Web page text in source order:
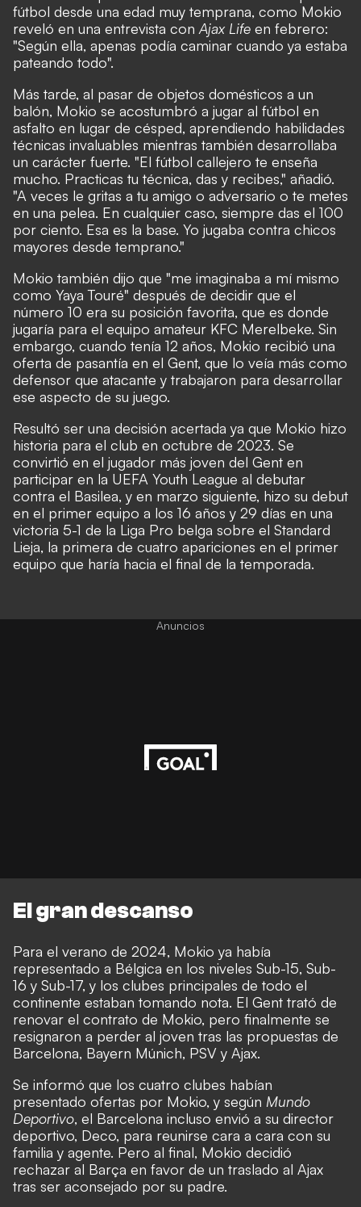
fútbol desde una edad muy temprana, como Mokio
reveló en una entrevista con Ajax Life en febrero:
"Según ella, apenas podía caminar cuando ya estaba
pateando todo".
Más tarde, al pasar de objetos domésticos a un
balón, Mokio se acostumbró a jugar al fútbol en
asfalto en lugar de césped, aprendiendo habilidades
técnicas invaluables mientras también desarrollaba
un carácter fuerte. "El fútbol callejero te enseña
mucho. Practicas tu técnica, das y recibes," añadió.
"A veces le gritas a tu amigo o adversario o te metes
en una pelea. En cualquier caso, siempre das el 100
por ciento. Esa es la base. Yo jugaba contra chicos
mayores desde temprano."
Mokio también dijo que "me imaginaba a mí mismo
como Yaya Touré" después de decidir que el
número 10 era su posición favorita, que es donde
jugaría para el equipo amateur KFC Merelbeke. Sin
embargo, cuando tenía 12 años, Mokio recibió una
oferta de pasantía en el Gent, que lo veía más como
defensor que atacante y trabajaron para desarrollar
ese aspecto de su juego.
Resultó ser una decisión acertada ya que Mokio hizo
historia para el club en octubre de 2023. Se
convirtió en el jugador más joven del Gent en
participar en la UEFA Youth League al debutar
contra el Basilea, y en marzo siguiente, hizo su debut
en el primer equipo a los 16 años y 29 días en una
victoria 5-1 de la Liga Pro belga sobre el Standard
Lieja, la primera de cuatro apariciones en el primer
equipo que haría hacia el final de la temporada.
Anuncios
El gran descanso
Para el verano de 2024, Mokio ya había
representado a Bélgica en los niveles Sub-15, Sub-
16 y Sub-17, y los clubes principales de todo el
continente estaban tomando nota. El Gent trató de
renovar el contrato de Mokio, pero finalmente se
resignaron a perder al joven tras las propuestas de
Barcelona, Bayern Múnich, PSV y Ajax.
Se informó que los cuatro clubes habían
presentado ofertas por Mokio, y según Mundo
Deportivo, el Barcelona incluso envió a su director
deportivo, Deco, para reunirse cara a cara con su
familia y agente. Pero al final, Mokio decidió
rechazar al Barça en favor de un traslado al Ajax
tras ser aconsejado por su padre.